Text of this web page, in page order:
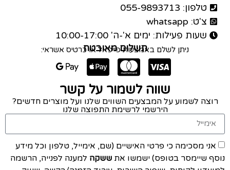
טלפון: 055-9893713
צ'ט: whatsapp
שעות פעילות: ימים א'-ה' 10:00-17:00
תשלום מאובטח
ניתן לשלם באמצעות פייפאל או כרטיס אשראי:
שווה לשמור על קשר
רוצה לשמוע על המבצעים השווים שלנו ועל מוצרים חדשים?
הירשמי לרשימת התפוצה שלנו
אני מסכימה כי פרטי האישיים (שם, אימייל, טלפון וכל מידע
נוסף שיימסר בטופס) ישמשו את ששקה למענה לפנייה, הרשמה